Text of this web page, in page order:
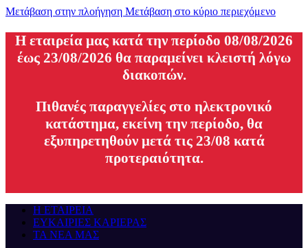
Μετάβαση στην πλοήγηση Μετάβαση στο κύριο περιεχόμενο
H εταιρεία μας κατά την περίοδο 08/08/2026
έως 23/08/2026 θα παραμείνει κλειστή λόγω
διακοπών.
Πιθανές παραγγελίες στο ηλεκτρονικό
κατάστημα, εκείνη την περίοδο, θα
εξυπηρετηθούν μετά τις 23/08 κατά
προτεραιότητα.
Η ΕΤΑΙΡΕΙΑ
ΕΥΚΑΙΡΙΕΣ ΚΑΡΙΕΡΑΣ
ΤΑ ΝΕΑ ΜΑΣ